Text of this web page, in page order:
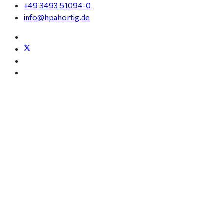
+49 3493 51094-0
info@hpahortig.de